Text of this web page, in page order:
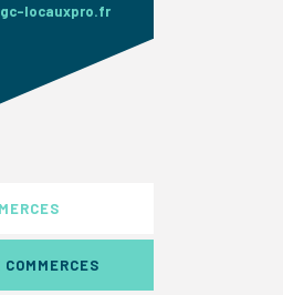
locauxpro.fr
COMMERCES